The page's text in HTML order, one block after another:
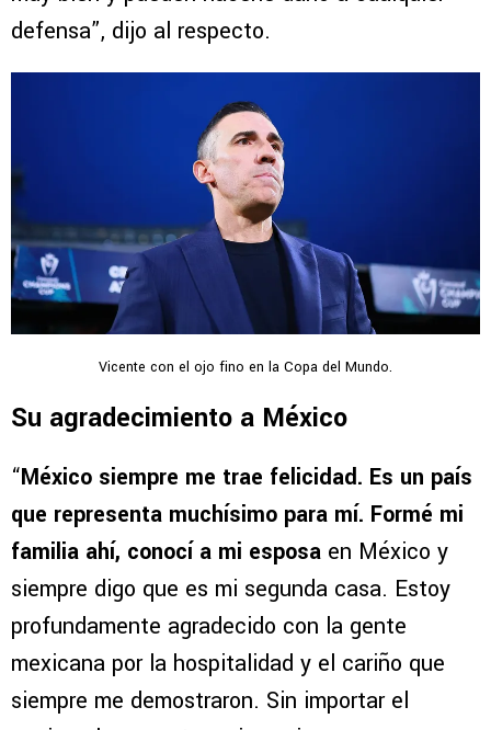
defensa”, dijo al respecto.
Vicente con el ojo fino en la Copa del Mundo.
Su agradecimiento a México
“México siempre me trae felicidad. Es un país
que representa muchísimo para mí. Formé mi
familia ahí, conocí a mi esposa en México y
siempre digo que es mi segunda casa. Estoy
profundamente agradecido con la gente
mexicana por la hospitalidad y el cariño que
siempre me demostraron. Sin importar el